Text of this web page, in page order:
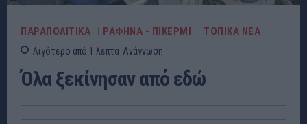
ΠΑΡΑΠΟΛΙΤΙΚΆ ΡΑΦΗΝΑ - ΠΙΚΕΡΜΙ ΤΟΠΙΚΑ ΝΕΑ
Λιγότερο από 1 λεπτα Ανάγνωση
Όλα ξεκίνησαν από εδώ